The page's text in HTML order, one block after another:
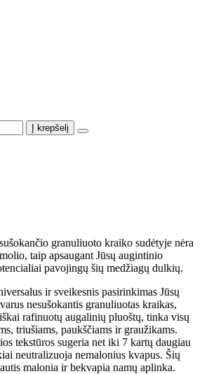
Į krepšelį
granuliuoto kraiko sudėtyje nėra
taip apsaugant Jūsų augintinio
pavojingų šių medžiagų dulkių.
ir sveikesnis pasirinkimas Jūsų
nesušokantis granuliuotas kraikas,
rafinuotų augalinių pluoštų, tinka visų
triušiams, paukščiams ir graužikams.
tekstūros sugeria net iki 7 kartų daugiau
neutralizuoja nemalonius kvapus. Šių
malonia ir bekvapia namų aplinka.